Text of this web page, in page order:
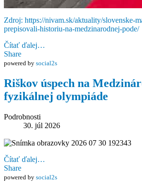
Zdroj: https://nivam.sk/aktuality/slovenske-
prepisovali-historiu-na-medzinarodnej-pode/
Čítať ďalej…
Share
powered by social2s
Riškov úspech na
fyzikálnej olympiáde
Podrobnosti
30. júl 2026
Čítať ďalej…
Share
powered by social2s